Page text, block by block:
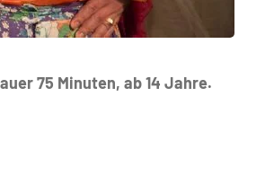
75 Minuten, ab 14 Jahre.